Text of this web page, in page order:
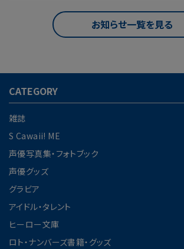
お知らせ一覧を見る
CATEGORY
雑誌
S Cawaii! ME
声優写真集・フォトブック
声優グッズ
グラビア
アイドル・タレント
ヒーロー文庫
ロト・ナンバーズ書籍・グッズ